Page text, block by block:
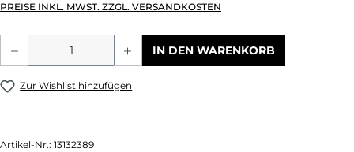
PREISE INKL. MWST. ZZGL. VERSANDKOSTEN
Produkt Anzahl: Gib den gewünschten
IN DEN WARENKORB
Zur Wishlist hinzufügen
Artikel-Nr.: 13132389